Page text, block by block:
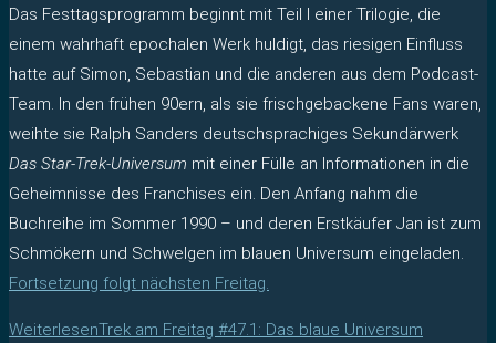
Das Festtagsprogramm beginnt mit Teil I einer Trilogie, die
einem wahrhaft epochalen Werk huldigt, das riesigen Einfluss
hatte auf Simon, Sebastian und die anderen aus dem Podcast-
Team. In den frühen 90ern, als sie frischgebackene Fans waren,
weihte sie Ralph Sanders deutschsprachiges Sekundärwerk
Das Star-Trek-Universum mit einer Fülle an Informationen in die
Geheimnisse des Franchises ein. Den Anfang nahm die
Buchreihe im Sommer 1990 – und deren Erstkäufer Jan ist zum
Schmökern und Schwelgen im blauen Universum eingeladen.
Fortsetzung folgt nächsten Freitag.
WeiterlesenTrek am Freitag #47.1: Das blaue Universum